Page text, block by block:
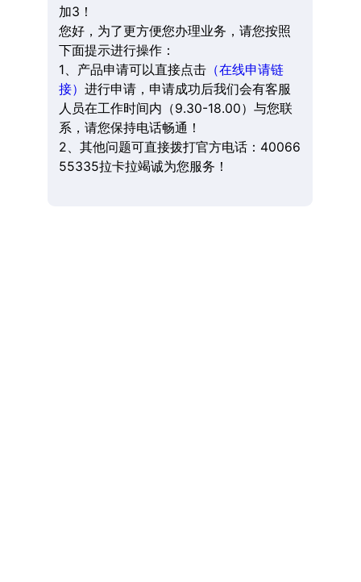
加3！
您好，为了更方便您办理业务，请您按照
下面提示进行操作：
1、产品申请可以直接点击（在线申请链
接） 进行申请，申请成功后我们会有客服
人员在工作时间内（9.30-18.00）与您联
系，请您保持电话畅通！
2、其他问题可直接拨打官方电话：40066
55335拉卡拉竭诚为您服务！